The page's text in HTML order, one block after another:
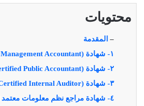
محتويات
– المقدمة
١- شهادة (Certified Management Accountant) CMA
٢- شهادة CPA (Certified Public Accountant)‏
٣- شهادة CIA (Certified Internal Auditor)